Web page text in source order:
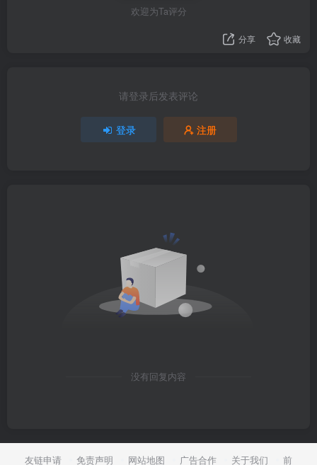
欢迎为Ta评分
分享 收藏
请登录后发表评论
登录 注册
没有回复内容
友链申请 免责声明 网站地图 广告合作 关于我们 前